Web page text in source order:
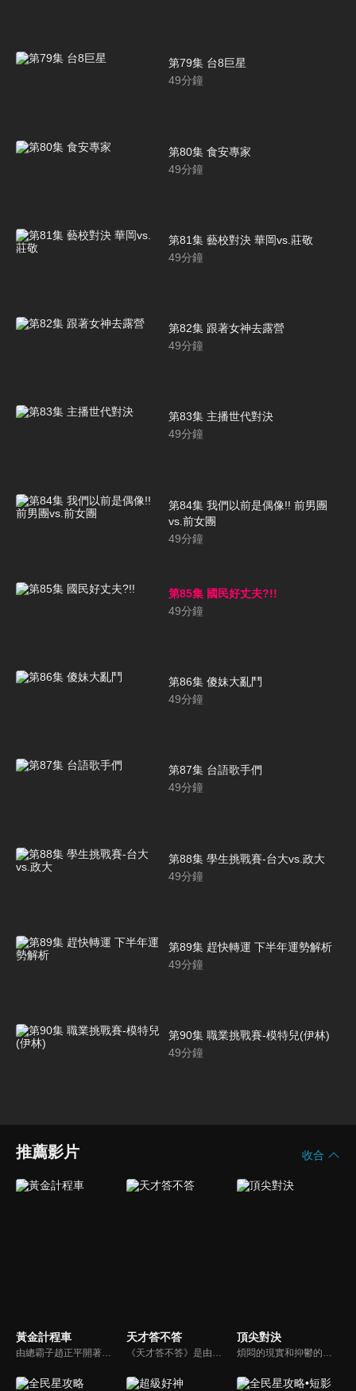
第79集 台8巨星
49分鐘
第80集 食安專家
49分鐘
第81集 藝校對決 華岡vs.莊敬
49分鐘
第82集 跟著女神去露營
49分鐘
第83集 主播世代對決
49分鐘
第84集 我們以前是偶像!! 前男團
vs.前女團
49分鐘
第85集 國民好丈夫?!!
49分鐘
第86集 傻妹大亂鬥
49分鐘
第87集 台語歌手們
49分鐘
第88集 學生挑戰賽-台大vs.政大
49分鐘
第89集 趕快轉運 下半年運勢解析
49分鐘
第90集 職業挑戰賽-模特兒(伊林)
49分鐘
推薦影片 收合
黃金計程車 天才答不答 頂尖對決